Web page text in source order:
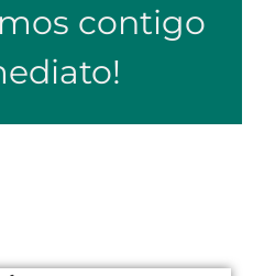
contigo